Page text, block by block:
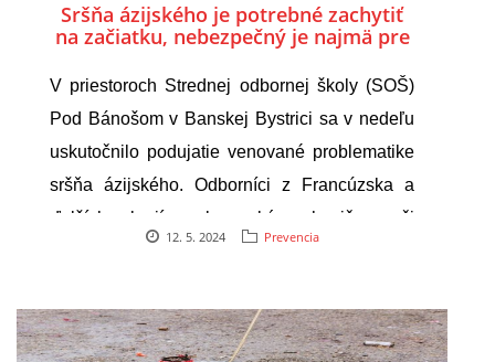
FOTOALBUM
SPONZORI
Sršňa ázijského je potrebné zachytiť
na začiatku, nebezpečný je najmä pre
V priestoroch Strednej odbornej školy (SOŠ)
Pod Bánošom v Banskej Bystrici sa v nedeľu
uskutočnilo podujatie venované problematike
sršňa ázijského. Odborníci z Francúzska a
ďalších krajín slovenským hasičom či
očakávajú ochranári i na Slovensku, podchytiť
jeho výskyt je potrebné už na začiatku. Pre
12. 5. 2024 Prevencia